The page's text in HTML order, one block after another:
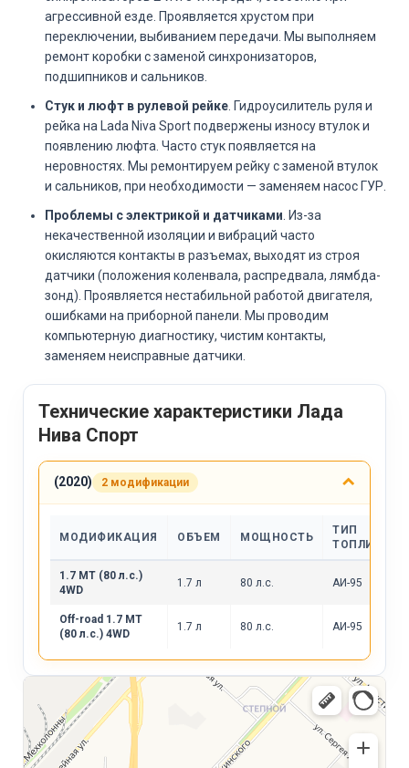
агрессивной езде. Проявляется хрустом при
переключении, выбиванием передачи. Мы выполняем
ремонт коробки с заменой синхронизаторов,
подшипников и сальников.
Стук и люфт в рулевой рейке . Гидроусилитель руля и
рейка на Lada Niva Sport подвержены износу втулок и
появлению люфта. Часто стук появляется на
неровностях. Мы ремонтируем рейку с заменой втулок
и сальников, при необходимости — заменяем насос ГУР.
Проблемы с электрикой и датчиками . Из-за
некачественной изоляции и вибраций часто
окисляются контакты в разъемах, выходят из строя
датчики (положения коленвала, распредвала, лямбда-
зонд). Проявляется нестабильной работой двигателя,
ошибками на приборной панели. Мы проводим
компьютерную диагностику, чистим контакты,
заменяем неисправные датчики.
Технические характеристики Лада
Нива Спорт
(2020) 2 модификации
МОДИФИКАЦИЯ ОБЪЕМ МОЩНОСТЬ
ТИП
ТОПЛИВА
1.7 MT (80 л.с.)
4WD
1.7 л 80 л.с. АИ-95
Off-road 1.7 MT
(80 л.с.) 4WD
1.7 л 80 л.с. АИ-95